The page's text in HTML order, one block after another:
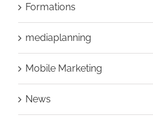
Formations
mediaplanning
Mobile Marketing
News